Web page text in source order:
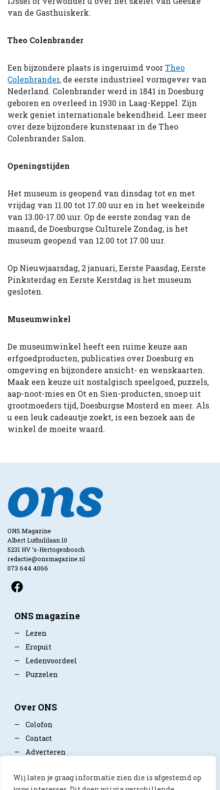
Wij laten je graag informatie zien die is afgestemd op
van de Gasthuiskerk.
Theo Colenbrander
Een bijzondere plaats is ingeruimd voorTheo
Colenbrander, de eerste industrieel vormgever van
Nederland. Colenbrander werd in 1841 in Doesburg
geboren en overleed in 1930 in Laag-Keppel. Zijn
werk geniet internationale bekendheid. Leer meer
over deze bijzondere kunstenaar in de Theo
Colenbrander Salon.
Openingstijden
Het museum is geopend van dinsdag tot en met
vrijdag van 11.00 tot 17.00 uur en in het weekeinde
van 13.00-17.00 uur. Op de eerste zondag van de
maand, de Doesburgse Culturele Zondag, is het
museum geopend van 12.00 tot 17.00 uur.
Op Nieuwjaarsdag, 2 januari, Eerste Paasdag, Eerste
Pinksterdag en Eerste Kerstdag is het museum
gesloten.
Museumwinkel
De museumwinkel heeft een ruime keuze aan
erfgoedproducten, publicaties over Doesburg en
omgeving en bijzondere ansicht- en wenskaarten.
Maak een keuze uit nostalgisch speelgoed, puzzels,
aap-noot-mies en Ot en Sien-producten, snoep uit
grootmoeders tijd, Doesburgse Mosterd en meer. Als
u een leuk cadeautje zoekt, is een bezoek aan de
winkel de moeite waard.
ONS Magazine
Albert Luthulilaan 10
5231 HV ‘s-Hertogenbosch
redactie@onsmagazine.nl
073 644 4066
ONS magazine
—
Lezen
—
Eropuit
—
Ledenvoordeel
—
Puzzelen
Over ONS
—
Colofon
—
Contact
—
Adverteren
—Privacy policy